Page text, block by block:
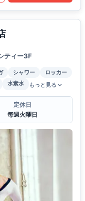
ティー3F
シャワー
ロッカー
水素水 もっと見る
定休日
毎週火曜日